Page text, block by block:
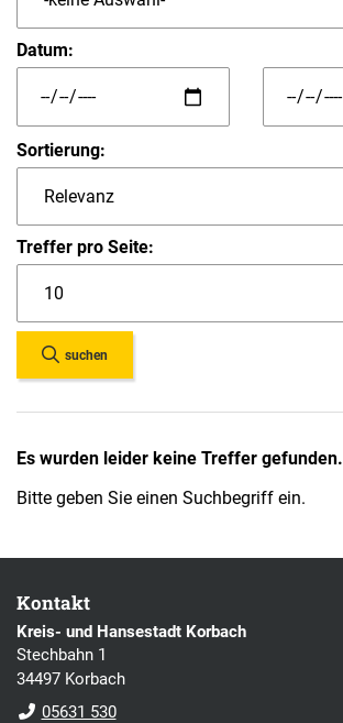
Datum:
Sortierung:
Treffer pro Seite:
suchen
Es wurden leider keine Treffer gefunden.
Bitte geben Sie einen Suchbegriff ein.
Kontakt
Kreis- und Hansestadt Korbach
Stechbahn 1
34497 Korbach
05631 530